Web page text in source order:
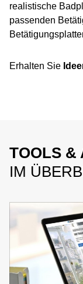
realistische
passenden
Erhalten Sie
TOOLS &
IM